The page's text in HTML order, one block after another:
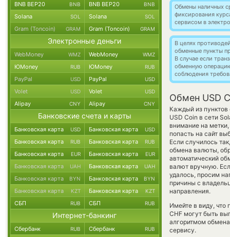
Обмены наличных
фиксирования
сервисом в
В целях
обменные пункты
В случае если
обменную
соблюдения
Обмен USD
Каждый из пунктов
USD Coin в сети
внимание на
попасть на сайт
Если случилось
обмена валюты,
автоматический
валют вручную.
удалось, просим
причины с
направления.
Имейте в виду, что
CHF могут быть
алгоритмом
сервису.
BNB BEP20 BNB BNB BEP20 BNB
Solana SOL Solana SOL
Gram (Toncoin) GRAM Gram (Toncoin) GRAM
Электронные деньги
WebMoney WMZ WebMoney WMZ
ЮMoney RUB ЮMoney RUB
PayPal USD PayPal USD
Volet USD Volet USD
Alipay CNY Alipay CNY
Банковские счета и карты
Банковская карта USD Банковская карта USD
Банковская карта RUB Банковская карта RUB
Банковская карта EUR Банковская карта EUR
Банковская карта UAH Банковская карта UAH
Банковская карта BYN Банковская карта BYN
Банковская карта KZT Банковская карта KZT
СБП RUB СБП RUB
Интернет-банкинг
Сбербанк RUB Сбербанк RUB